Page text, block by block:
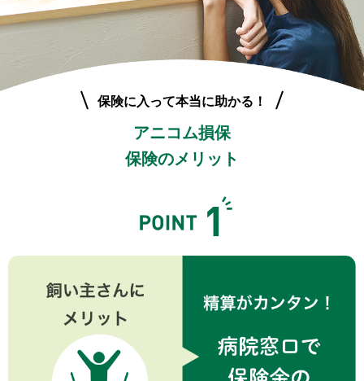
保険に入って本当に助かる！
アニコム損保
保険のメリット